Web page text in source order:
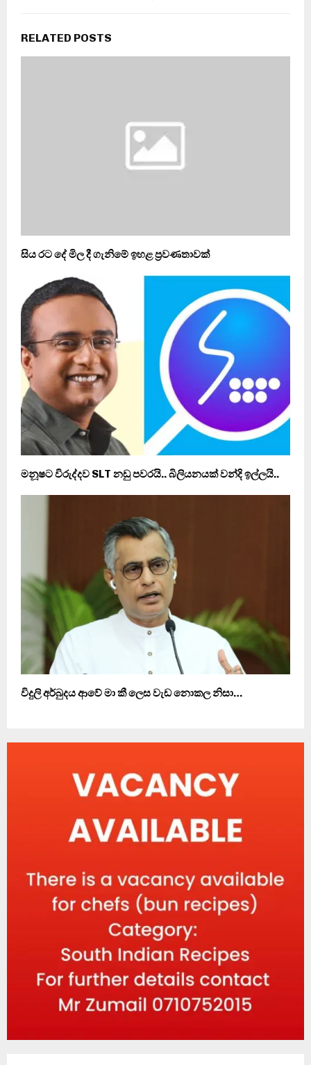
RELATED POSTS
සිය රට දේ මිල දී ගැනිමේ ඉහළ ප්‍රවණතාවක්
මනූෂට විරුද්දව SLT නඩු පවරයි.. බිලියනයක් වන්දි ඉල්ලයි..
විදුලි අර්බුදය ආවේ මා කී ලෙස වැඩ නොකල නිසා…